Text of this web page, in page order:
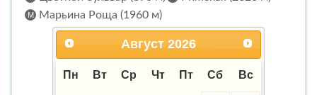
Марьина Роща (1960 м)
Август 2026
Пн Вт Ср Чт Пт Сб Вс